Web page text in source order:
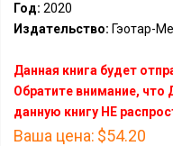
Год: 2020
Издательство: Гэотар-
Данная книга будет
Обратите внимание,
данную книгу НЕ
Ваша цена: $54.20